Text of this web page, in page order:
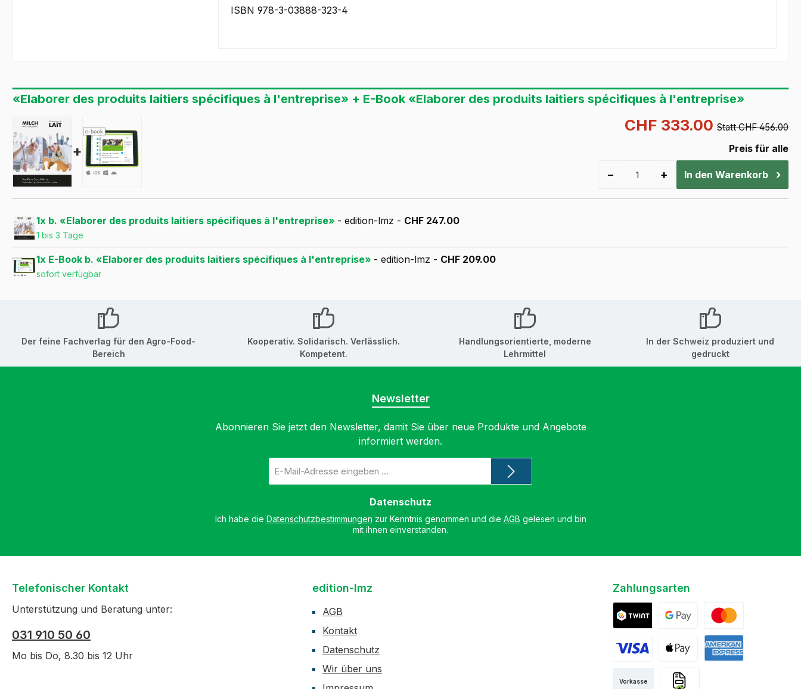
ISBN 978-3-03888-323-4
«Elaborer des produits laitiers spécifiques à l'entreprise» + E-Book «Elaborer des produits laitiers spécifiques à l'entreprise»
+
CHF 333.00 Statt CHF 456.00
Preis für alle
− + In den Warenkorb ›
1x b. «Elaborer des produits laitiers spécifiques à l'entreprise» - edition-lmz - CHF 247.00
1 bis 3 Tage
1x E-Book b. «Elaborer des produits laitiers spécifiques à l'entreprise» - edition-lmz - CHF 209.00
sofort verfügbar
Der feine Fachverlag für den Agro-Food-
Bereich
Kooperativ. Solidarisch. Verlässlich.
Kompetent.
Handlungsorientierte, moderne
Lehrmittel
In der Schweiz produziert und
gedruckt
Newsletter
Abonnieren Sie jetzt den Newsletter, damit Sie über neue Produkte und Angebote
informiert werden.
Mail-
Adresse
Datenschutz
Ich habe die Datenschutzbestimmungen zur Kenntnis genommen und die AGB gelesen und bin
mit ihnen einverstanden.
Telefonischer Kontakt
Unterstützung und Beratung unter:
031 910 50 60
Mo bis Do, 8.30 bis 12 Uhr
edition-lmz
AGB
Kontakt
Datenschutz
Wir über uns
Zahlungsarten
Google PayMastercard
Vorkasse